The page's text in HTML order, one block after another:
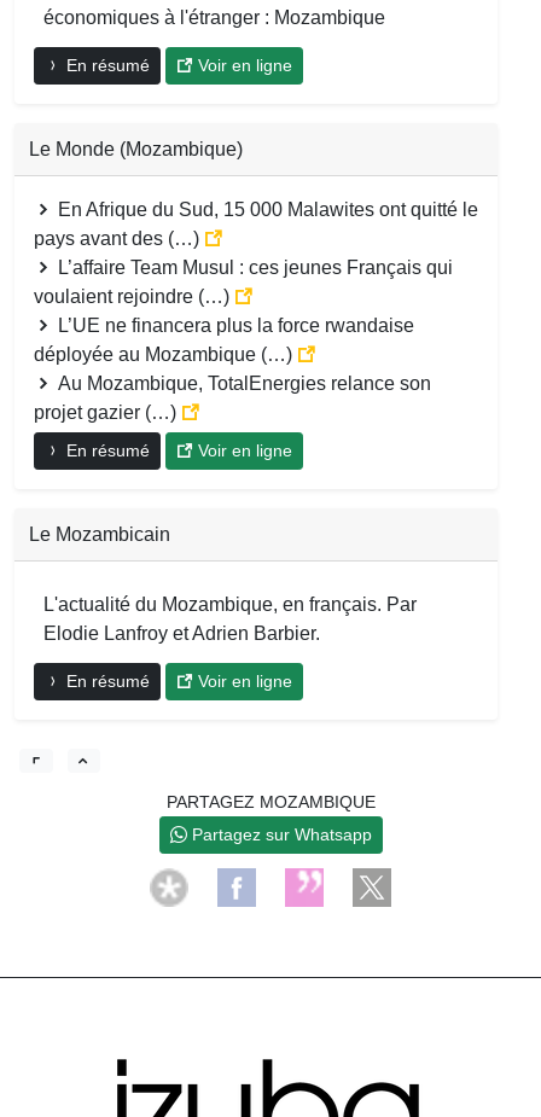
économiques à l'étranger : Mozambique
En résumé Voir en ligne
Le Monde (Mozambique)
En Afrique du Sud, 15 000 Malawites ont quitté le
pays avant des (…)
L’affaire Team Musul : ces jeunes Français qui
voulaient rejoindre (…)
L’UE ne financera plus la force rwandaise
déployée au Mozambique (…)
Au Mozambique, TotalEnergies relance son
projet gazier (…)
En résumé Voir en ligne
Le Mozambicain
L'actualité du Mozambique, en français. Par
Elodie Lanfroy et Adrien Barbier.
En résumé Voir en ligne
PARTAGEZ MOZAMBIQUE
Partagez sur Whatsapp